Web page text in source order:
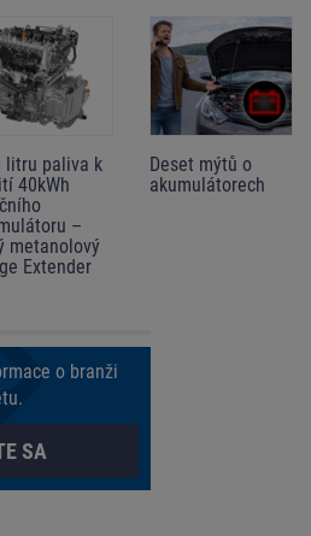
litru paliva k
40kWh
–
metanolový
Extender
Deset mýtů o
akumulátorech
o branži
SA